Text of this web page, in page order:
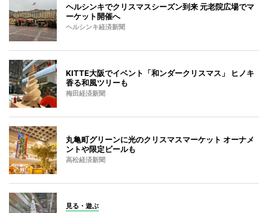
ヘルシンキでクリスマスシーズン到来 元老院広場でマ
ーケット開催へ
ヘルシンキ経済新聞
KITTE大阪でイベント「和ンダークリスマス」 ヒノキ
香る和風ツリーも
梅田経済新聞
丸亀町グリーンに光のクリスマスマーケット オーナメ
ントや限定ビールも
高松経済新聞
見る・遊ぶ